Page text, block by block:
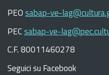
PEOsabap-ve-
PECsabap-ve-
C.F. 80011460278
Seguici su Facebook